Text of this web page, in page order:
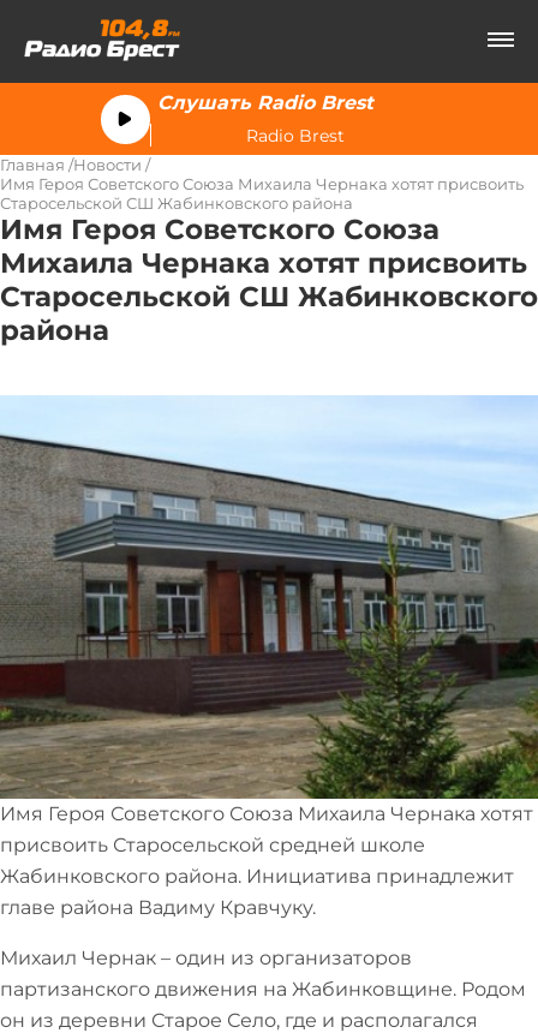
Слушать Radio Brest
Radio Brest
Главная Новости
Имя Героя Советского Союза Михаила Чернака хотят присвоить
Старосельской СШ Жабинковского района
Имя Героя Советского Союза
Михаила Чернака хотят присвоить
Старосельской СШ Жабинковского
района
Имя Героя Советского Союза Михаила Чернака хотят
присвоить Старосельской средней школе
Жабинковского района. Инициатива принадлежит
главе района Вадиму Кравчуку.
Михаил Чернак – один из организаторов
партизанского движения на Жабинковщине. Родом
он из деревни Старое Село, где и располагался